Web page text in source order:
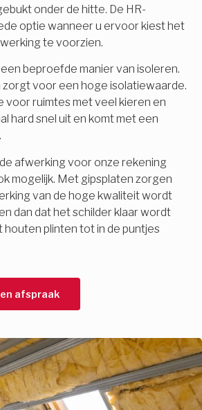
onder de hitte. De HR-
optie wanneer u ervoor kiest het
te voorzien.
beproefde manier van isoleren.
zorgt voor een hoge isolatiewaarde.
voor ruimtes met veel kieren en
hard snel uit en komt met een
afwerking voor onze rekening
mogelijk. Met gipsplaten zorgen
van de hoge kwaliteit wordt
dan dat het schilder klaar wordt
plinten tot in de puntjes
afspraak